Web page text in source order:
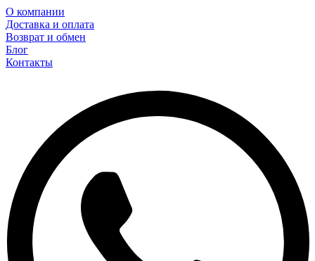
О компании
Доставка и оплата
Возврат и обмен
Блог
Контакты